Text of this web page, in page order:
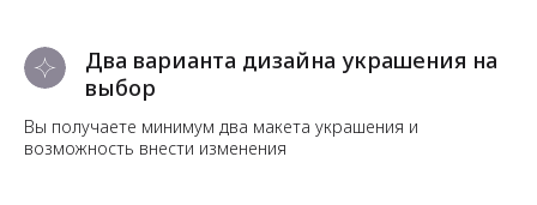
Два варианта дизайна украшения на
выбор
Вы получаете минимум два макета украшения и
возможность внести изменения